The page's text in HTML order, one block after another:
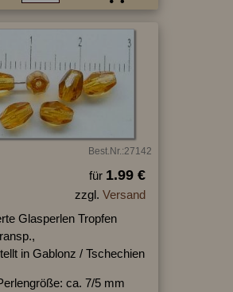
Best.Nr.:27142
für 1.99 €
zzgl. Versand
Glasperlen Tropfen
in Gablonz / Tschechien
ca. 7/5 mm